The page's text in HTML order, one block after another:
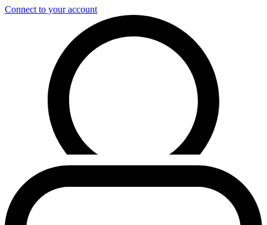
Connect to your account